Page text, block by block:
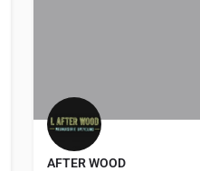
AFTER WOOD